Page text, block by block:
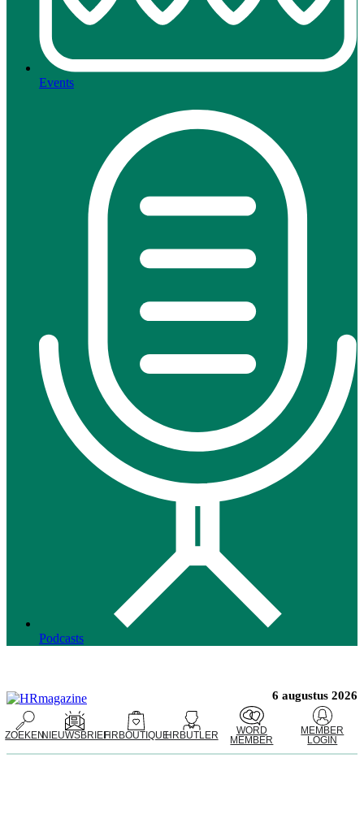
Events
Podcasts
6 augustus 2026
ZOEKENNIEUWSBRIEFHRBOUTIQUEHRBUTLER
WORD
MEMBER
MEMBER
LOGIN